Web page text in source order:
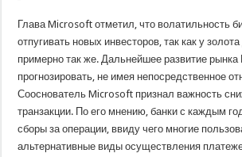
Глава Microsoft отметил, что волатильность
отпугивать новых инвесторов, так как у
примерно так же. Дальнейшее развитие рынка
прогнозировать, не имея непосредственное
Сооснователь Microsoft признал важность
транзакции. По его мнению, банки с каждым
сборы за операции, ввиду чего многие
альтернативные виды осуществления